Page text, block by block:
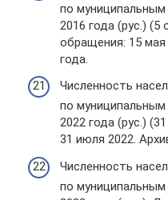
по муниципальным
2016 года (рус.) (5
обращения: 15 мая
года.
Численность
по муниципальным
2022 года (рус.)
31 июля 2022.
Численность
по муниципальным